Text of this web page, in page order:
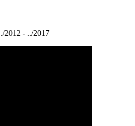
2012 - ../2017